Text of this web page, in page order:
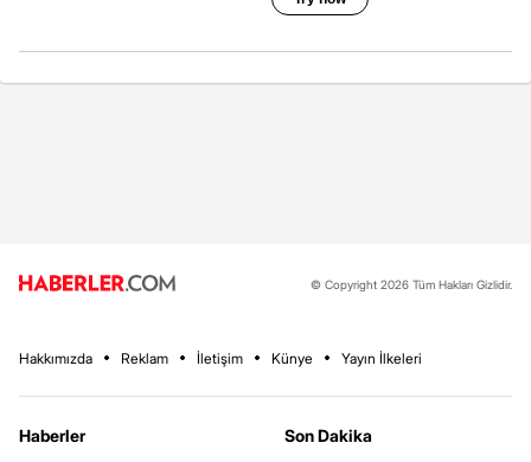
© Copyright 2026 Tüm Hakları Gizlidir.
Hakkımızda Reklam İletişim Künye Yayın İlkeleri
Haberler
Son Dakika